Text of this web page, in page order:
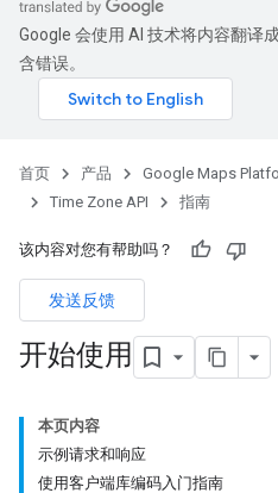
Google 会使用 AI 技术将内容翻译
含错误。
首页 产品 Google Maps
Time Zone API
指南
该内容对您有帮助吗？
发送反馈
开始使用
本页内容
示例请求和响应
使用客户端库编码入门指南